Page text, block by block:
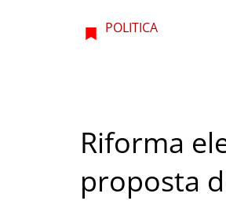
POLITICA
Riforma
proposta